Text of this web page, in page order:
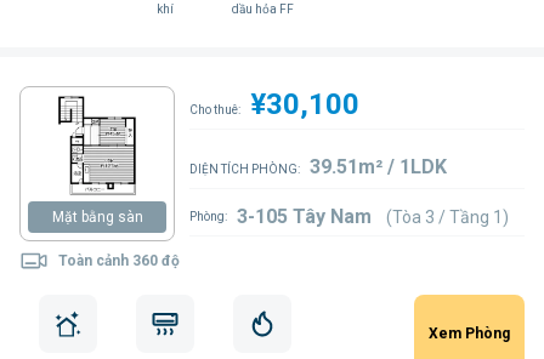
khí
dầu hỏa FF
Mặt bằng sàn
Toàn cảnh 360 độ
Cho thuê: ¥30,100
DIỆN TÍCH PHÒNG: 39.51m² / 1LDK
Phòng: 3-105 Tây Nam (Tòa 3 / Tầng 1)
Xem Phòng